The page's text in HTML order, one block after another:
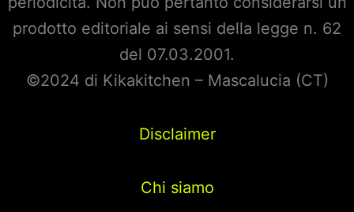
prodotto editoriale ai sensi della legge n. 62
del 07.03.2001.
©2024 di Kikakitchen – Mascalucia (CT)
Disclaimer
Chi siamo